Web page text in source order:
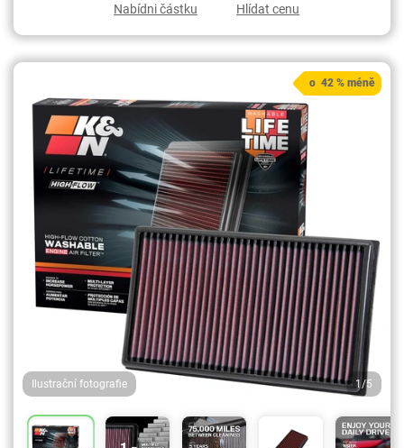
Nabídni částku
Hlídat cenu
Ilustrační fotografie 1/5
o 42 % méně